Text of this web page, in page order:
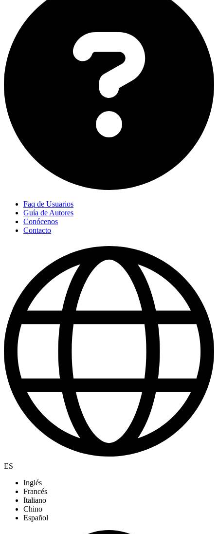
Faq de Usuarios
Guía de Autores
Conócenos
Contacto
ES
Inglés
Francés
Italiano
Chino
Español